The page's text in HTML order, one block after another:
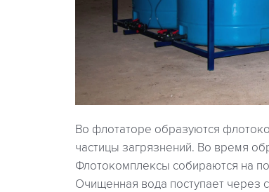
Во флотаторе образуются
частицы загрязнений. Во время
Флотокомплексы собираются на
Очищенная вода поступает через